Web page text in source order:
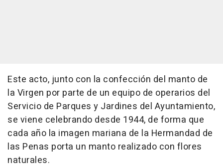
Este acto, junto con la confección del manto de
la Virgen por parte de un equipo de operarios del
Servicio de Parques y Jardines del Ayuntamiento,
se viene celebrando desde 1944, de forma que
cada año la imagen mariana de la Hermandad de
las Penas porta un manto realizado con flores
naturales.